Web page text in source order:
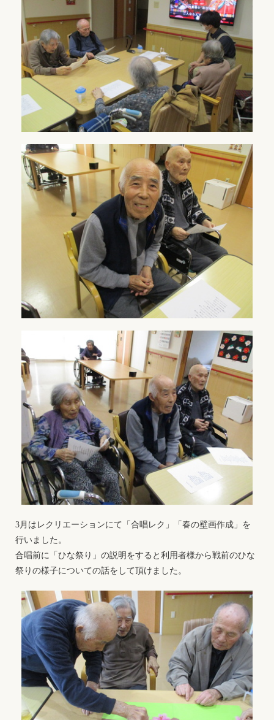
3月はレクリエーションにて「合唱レク」「春の壁画作成」を
行いました。
合唱前に「ひな祭り」の説明をすると利用者様から戦前のひな
祭りの様子についての話をして頂けました。